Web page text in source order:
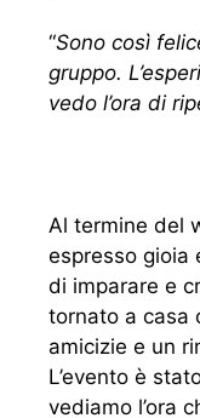
“Sono così
gruppo.
vedo l’ora di
Al termine del
espresso gioia
di imparare e
tornato a casa
amicizie e un
L’evento è
vediamo l’ora